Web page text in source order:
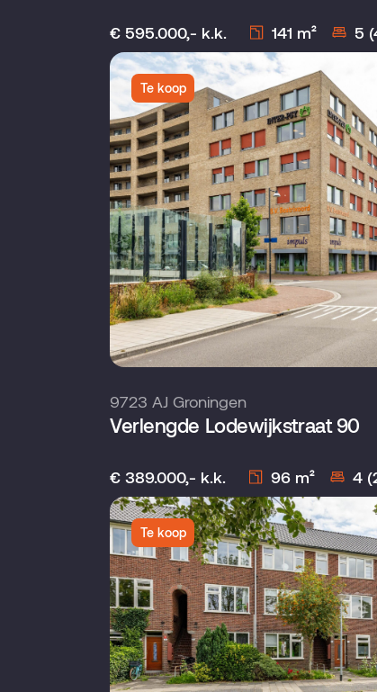
€ 595.000,- k.k. 141 m² 5
Te koop
9723 AJ Groningen
Verlengde Lodewijkstraat 90
€ 389.000,- k.k. 96 m² 4
Te koop